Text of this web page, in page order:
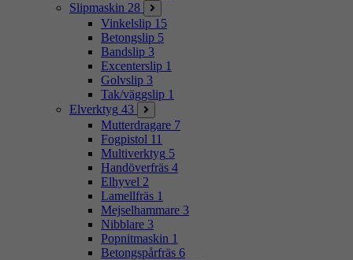
Slipmaskin 28
Vinkelslip 15
Betongslip 5
Bandslip 3
Excenterslip 1
Golvslip 3
Tak/väggslip 1
Elverktyg 43
Mutterdragare 7
Fogpistol 11
Multiverktyg 5
Handöverfräs 4
Elhyvel 2
Lamellfräs 1
Mejselhammare 3
Nibblare 3
Popnitmaskin 1
Betongspårfräs 6